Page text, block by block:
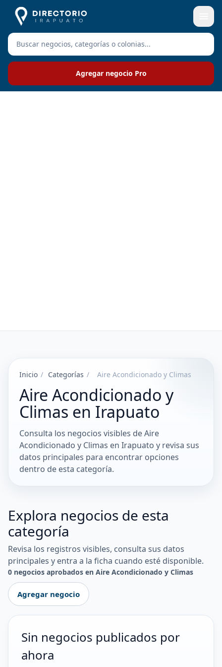
Agregar negocio Pro
Inicio / Categorías / Aire Acondicionado y Climas
Aire Acondicionado y
Climas en Irapuato
Consulta los negocios visibles de Aire
Acondicionado y Climas en Irapuato y revisa sus
datos principales para encontrar opciones
dentro de esta categoría.
Explora negocios de esta
categoría
Revisa los registros visibles, consulta sus datos
principales y entra a la ficha cuando esté disponible.
0 negocios aprobados en Aire Acondicionado y Climas
Agregar negocio
Sin negocios publicados por
ahora